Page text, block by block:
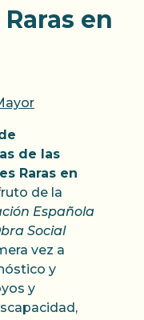
en
de las
Raras en
de la
Española
Social
vez a
y
y